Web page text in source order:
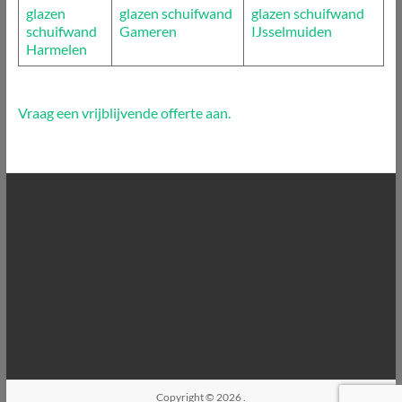
glazen
schuifwand
Harmelen
glazen schuifwand
Gameren
glazen schuifwand
IJsselmuiden
Vraag een vrijblijvende offerte aan.
Copyright © 2026